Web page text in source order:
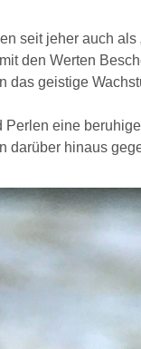
seit jeher auch als
den Werten
das geistige
Perlen eine
darüber hinaus